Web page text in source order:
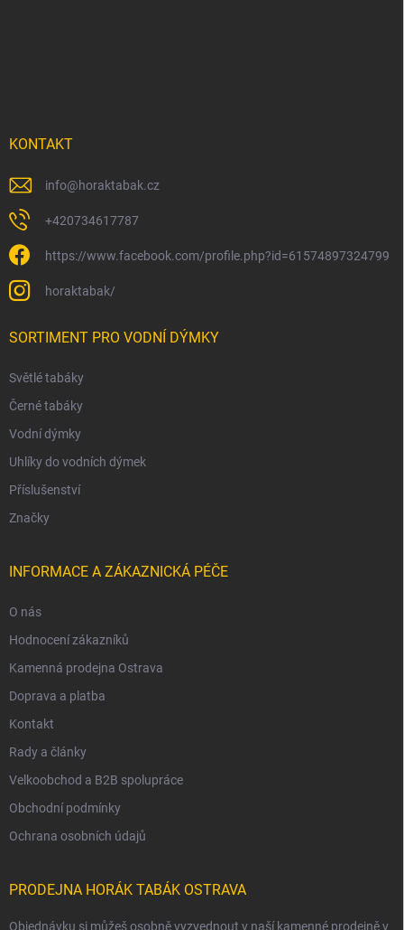
KONTAKT
info@horaktabak.cz
+420734617787
https://www.facebook.com/profile.php?id=61574897324799
horaktabak/
SORTIMENT PRO VODNÍ DÝMKY
Světlé tabáky
Černé tabáky
Vodní dýmky
Uhlíky do vodních dýmek
Příslušenství
Značky
INFORMACE A ZÁKAZNICKÁ PÉČE
O nás
Hodnocení zákazníků
Kamenná prodejna Ostrava
Doprava a platba
Kontakt
Rady a články
Velkoobchod a B2B spolupráce
Obchodní podmínky
Ochrana osobních údajů
PRODEJNA HORÁK TABÁK OSTRAVA
Objednávku si můžeš osobně vyzvednout v naší kamenné prodejně v